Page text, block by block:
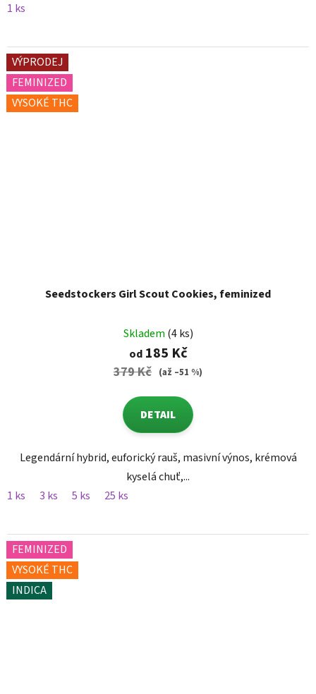
1 ks
VÝPRODEJ
FEMINIZED
VYSOKÉ THC
Seedstockers Girl Scout Cookies, feminized
Skladem (4 ks)
od185 Kč
379 Kč (až –51 %)
DETAIL
Legendární hybrid, euforický rauš, masivní výnos, krémová
kyselá chuť,...
1 ks
3 ks 5 ks 25 ks
FEMINIZED
VYSOKÉ THC
INDICA